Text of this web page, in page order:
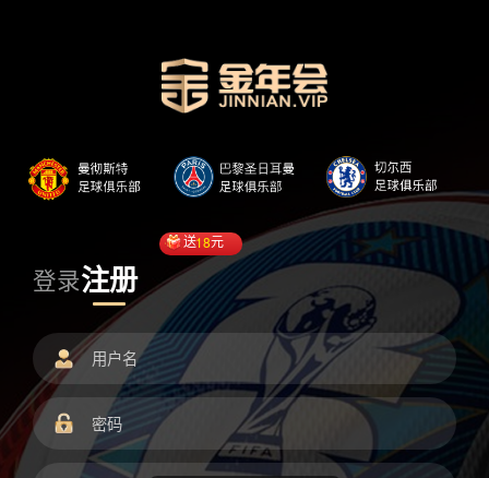
登录注册
送18元